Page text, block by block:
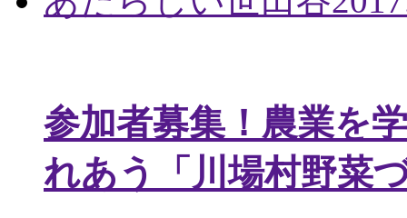
参加者募集！農業を
れあう「川場村野菜